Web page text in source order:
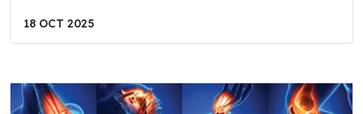
18 OCT 2025